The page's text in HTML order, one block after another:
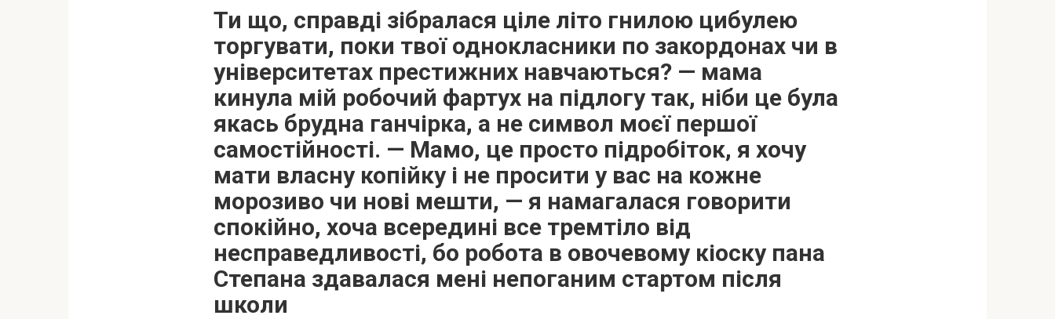
Ти що, справді зібралася ціле літо гнилою цибулею
торгувати, поки твої однокласники по закордонах чи в
університетах престижних навчаються? — мама
кинула мій робочий фартух на підлогу так, ніби це була
якась брудна ганчірка, а не символ моєї першої
самостійності. — Мамо, це просто підробіток, я хочу
мати власну копійку і не просити у вас на кожне
морозиво чи нові мешти, — я намагалася говорити
спокійно, хоча всередині все тремтіло від
несправедливості, бо робота в овочевому кіоску пана
Степана здавалася мені непоганим стартом після
школи